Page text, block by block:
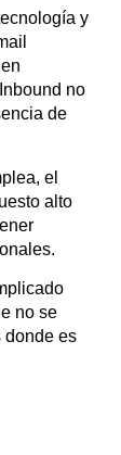
y
no
de
el
alto
no se
donde es